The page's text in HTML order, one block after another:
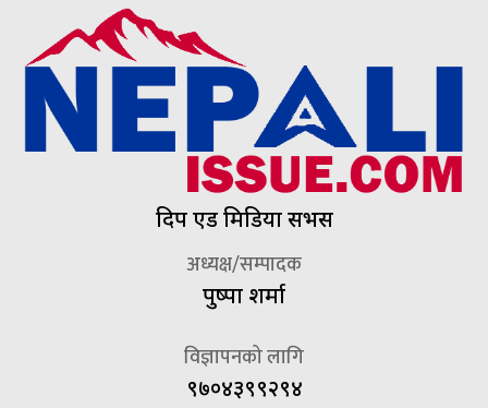
दिप एड मिडिया सर्भिस
अध्यक्ष/सम्पादक
पुष्पा शर्मा
विज्ञापनको लागि
९७०४३९९२९४